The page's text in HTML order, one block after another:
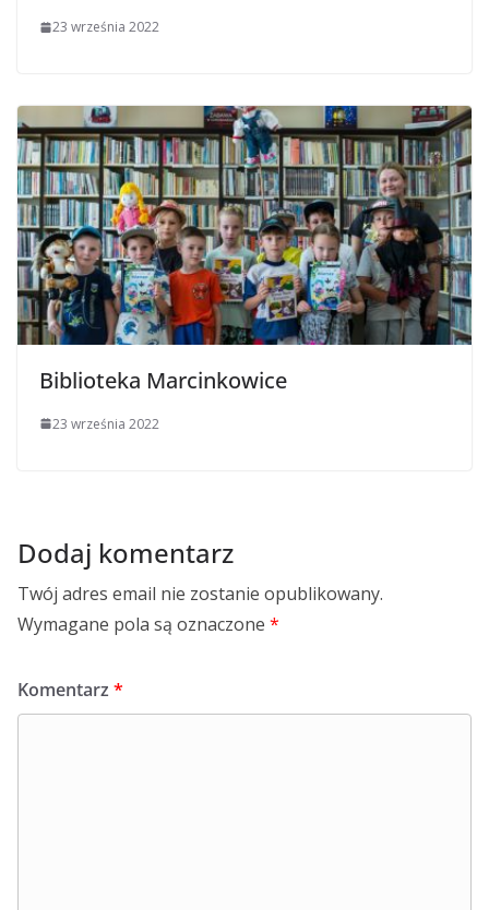
23 września 2022
Biblioteka Marcinkowice
23 września 2022
Dodaj komentarz
Twój adres email nie zostanie opublikowany.
Wymagane pola są oznaczone *
Komentarz *